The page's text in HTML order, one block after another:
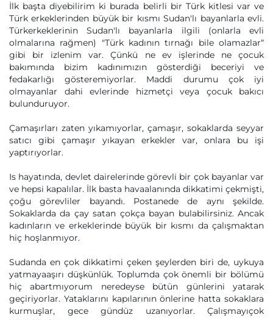
İlk başta diyebilirim ki burada belirli bir Türk kitlesi var ve
Türk erkeklerinden büyük bir kısmı Sudan'lı bayanlarla evli.
Türkerkeklerinin Sudan'lı bayanlarla ilgili (onlarla evli
olmalarına rağmen) "Türk kadının tırnağı bile olamazlar“
gibi bir izlenim var. Çünkü ne ev işlerinde ne çocuk
bakımında bizim kadınımızın gösterdiği beceriyi ve
fedakarlığı gösteremiyorlar. Maddi durumu çok iyi
olmayanlar dahi evlerinde hizmetçi veya çocuk bakıcı
bulunduruyor.
Çamaşırları zaten yıkamıyorlar, çamaşır, sokaklarda seyyar
satıcı gibi çamaşır yıkayan erkekler var, onlara bu işi
yaptırıyorlar.
Is hayatında, devlet dairelerinde görevli bir çok bayanlar var
ve hepsi kapalılar. İlk basta havaalanında dikkatimi çekmişti,
çoğu görevliler bayandı. Postanede de aynı şekilde.
Sokaklarda da çay satan çokça bayan bulabilirsiniz. Ancak
kadınların ve erkeklerinde büyük bir kısmı da çalışmaktan
hiç hoşlanmıyor.
Sudanda en çok dikkatimi çeken şeylerden biri de, uykuya
yatmayaaşırı düşkünlük. Toplumda çok önemli bir bölümü
hiç abartmıyorum neredeyse bütün günlerini yatarak
geçiriyorlar. Yataklarını kapılarının önlerine hatta sokaklara
kurmuşlar, gece gündüz uzanıyorlar. Çalışmayıçok